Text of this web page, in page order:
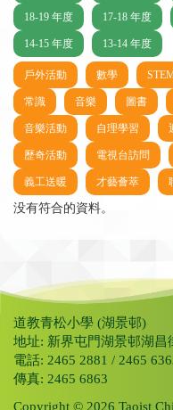
18-19 年度 17-18 年度
14-15 年度 13-14 年度
戶外活動 數學
常識 音樂 圖書
音樂活動 自理學習
歷奇活動 電視台訪問
義工送暖 才藝薈萃
没有符合的資料。
道教青松小學 (湖景邨)
地址: 新界屯門湖景邨湖昌
電話: 2465 2881 / 2465
傳真: 2465 6863
Copyright © 2026 Taoist